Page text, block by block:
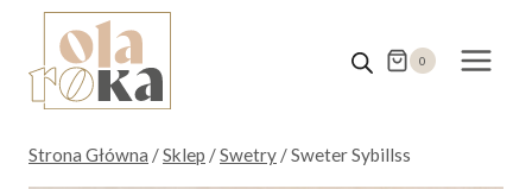
Przejdź
treści
0
Strona Główna /Sklep /Swetry /Sweter Sybillss